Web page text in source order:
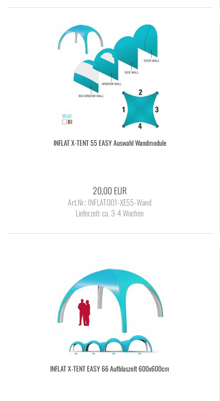
IN­FLAT X-​TENT 55 EASY Aus­wahl Wand­mo­du­le
20,00 EUR
Art.Nr.: INFLAT001-XE55-Wand
Lieferzeit:ca. 3-4 Wochen
IN­FLAT X-​TENT EASY 66 Auf­blas­zelt 600x600cm